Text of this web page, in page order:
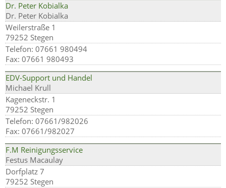
Dr. Peter Kobialka
Dr. Peter Kobialka
Weilerstraße 1
79252 Stegen
Telefon: 07661 980494
Fax: 07661 980493
EDV-Support und Handel
Michael Krull
Kageneckstr. 1
79252 Stegen
Telefon: 07661/982026
Fax: 07661/982027
F.M Reinigungsservice
Festus Macaulay
Dorfplatz 7
79252 Stegen